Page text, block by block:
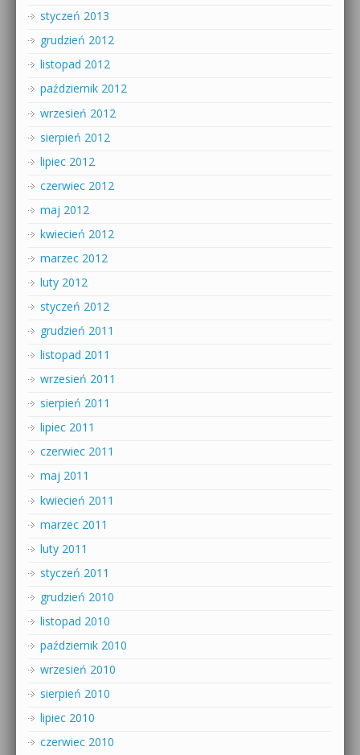
styczeń 2013
grudzień 2012
listopad 2012
październik 2012
wrzesień 2012
sierpień 2012
lipiec 2012
czerwiec 2012
maj 2012
kwiecień 2012
marzec 2012
luty 2012
styczeń 2012
grudzień 2011
listopad 2011
wrzesień 2011
sierpień 2011
lipiec 2011
czerwiec 2011
maj 2011
kwiecień 2011
marzec 2011
luty 2011
styczeń 2011
grudzień 2010
listopad 2010
październik 2010
wrzesień 2010
sierpień 2010
lipiec 2010
czerwiec 2010